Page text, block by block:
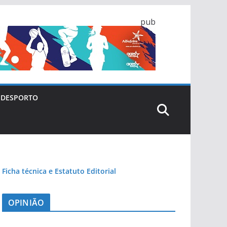
pub
DESPORTO
Ficha técnica e Estatuto Editorial
OPINIÃO